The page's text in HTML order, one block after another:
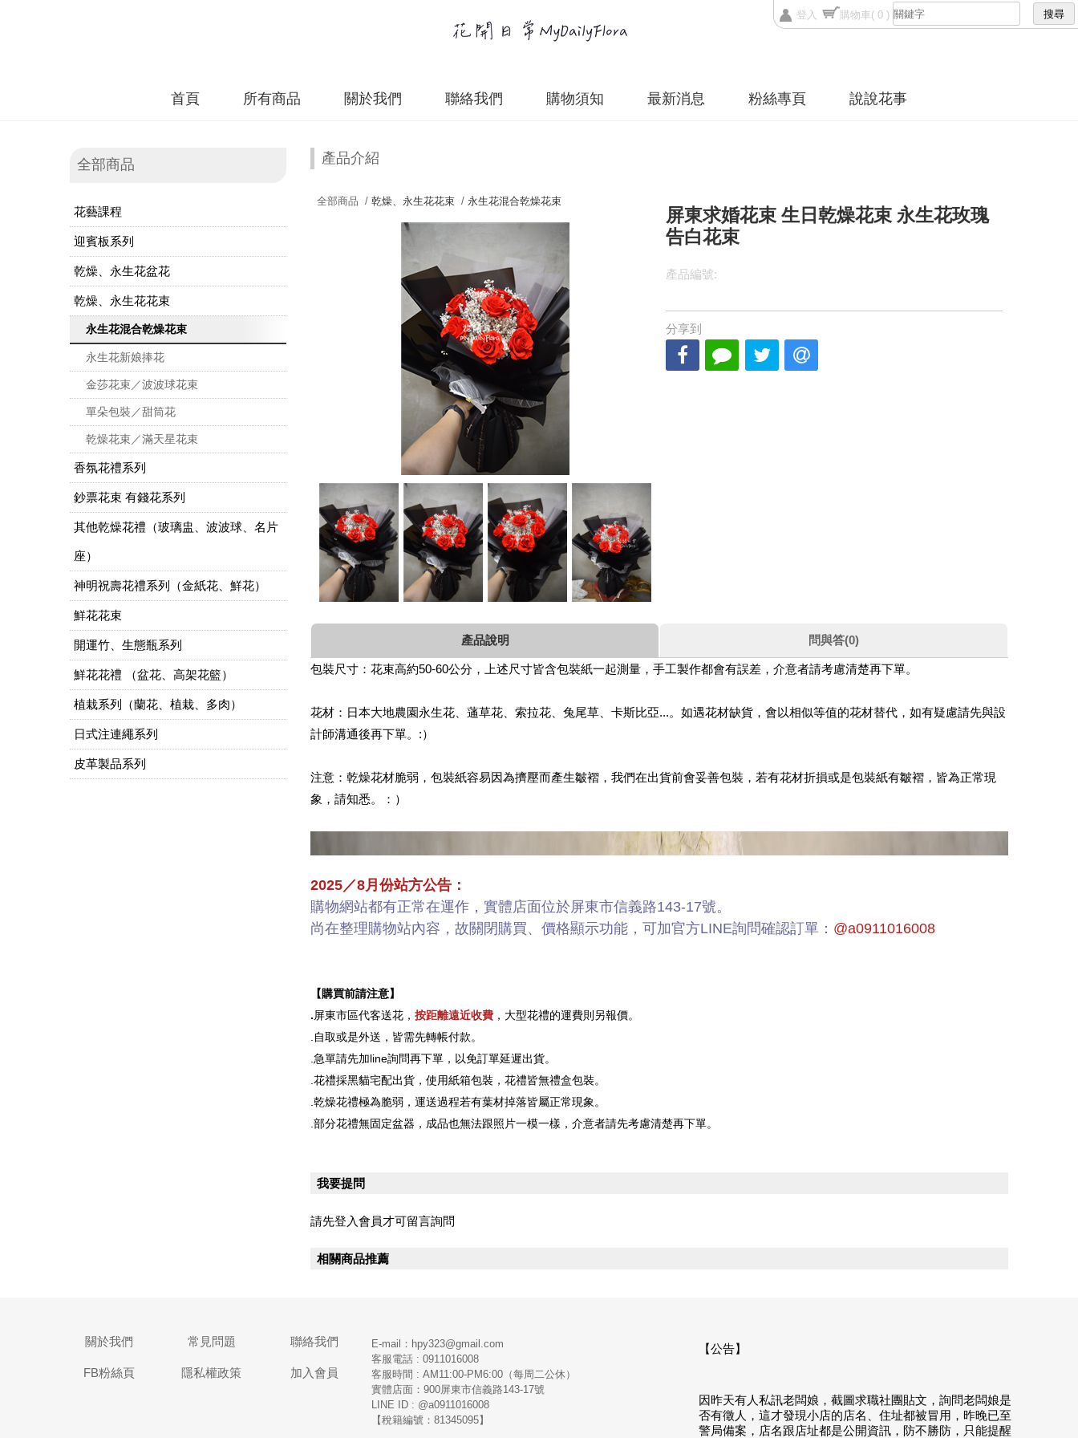
登入 購物車( 0 )
首頁 所有商品 關於我們 聯絡我們 購物須知 最新消息 粉絲專頁 說說花事
全部商品
花藝課程
迎賓板系列
乾燥、永生花盆花
乾燥、永生花花束
永生花混合乾燥花束
永生花新娘捧花
金莎花束／波波球花束
單朵包裝／甜筒花
乾燥花束／滿天星花束
香氛花禮系列
鈔票花束 有錢花系列
其他乾燥花禮（玻璃盅、波波球、名片
座）
神明祝壽花禮系列（金紙花、鮮花）
鮮花花束
開運竹、生態瓶系列
鮮花花禮 （盆花、高架花籃）
植栽系列（蘭花、植栽、多肉）
日式注連繩系列
皮革製品系列
產品介紹
全部商品 / 乾燥、永生花花束/ 永生花混合乾燥花束
屏東求婚花束 生日乾燥花束 永生花玫瑰
告白花束
產品編號:
分享到
產品說明 問與答(0)
包裝尺寸：花束高約50-60公分，上述尺寸皆含包裝紙一起測量，手工製作都會有誤差，介意者請考慮清楚再下單。
花材：日本大地農園永生花、蓪草花、索拉花、兔尾草、卡斯比亞...。如遇花材缺貨，會以相似等值的花材替代，如有疑慮請先與設
計師溝通後再下單。:）
注意：乾燥花材脆弱，包裝紙容易因為擠壓而產生皺褶，我們在出貨前會妥善包裝，若有花材折損或是包裝紙有皺褶，皆為正常現
象，請知悉。：）
2025／8月份站方公告：
購物網站都有正常在運作，實體店面位於屏東市信義路143-17號。
尚在整理購物站內容，故關閉購買、價格顯示功能，可加官方LINE詢問確認訂單： @a0911016008
【購買前請注意】
.屏東市區代客送花， 按距離遠近收費 ，大型花禮的運費則另報價。
.自取或是外送，皆需先轉帳付款。
.急單請先加line詢問再下單，以免訂單延遲出貨。
.花禮採黑貓宅配出貨，使用紙箱包裝，花禮皆無禮盒包裝。
.乾燥花禮極為脆弱，運送過程若有葉材掉落皆屬正常現象。
.部分花禮無固定盆器，成品也無法跟照片一模一樣，介意者請先考慮清楚再下單。
我要提問
請先登入會員才可留言詢問
相關商品推薦
關於我們 常見問題 聯絡我們
FB粉絲頁 隱私權政策 加入會員
E-mail：hpy323@gmail.com
客服電話 : 0911016008
客服時間 : AM11:00-PM6:00（每周二公休）
實體店面：900屏東市信義路143-17號
LINE ID : @a0911016008
【稅籍編號：81345095】
【公告】
因昨天有人私訊老闆娘，截圖求職社團貼文，詢問老闆娘是
否有徵人，這才發現小店的店名、住址都被冒用，昨晚已至
警局備案，店名跟店址都是公開資訊，防不勝防，只能提醒